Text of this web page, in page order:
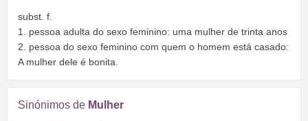
subst. f.
1. pessoa adulta do sexo feminino: uma mulher de trinta anos
2. pessoa do sexo feminino com quem o homem está casado:
A mulher dele é bonita.
Sinónimos de Mulher